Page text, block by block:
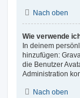
Nach oben
Wie verwende
In deinem
hinzufügen:
die Benutzer
Administration
Nach oben